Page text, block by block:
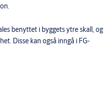
benyttet i byggets ytre skall, og
Disse kan også inngå i FG-